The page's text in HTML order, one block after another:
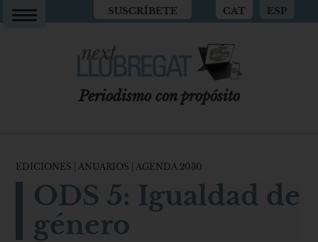
SUSCRÍBETE CAT ESP
Periodismo con propósito
EDICIONES ANUARIOS AGENDA 2030
ODS 5: Igualdad de
género